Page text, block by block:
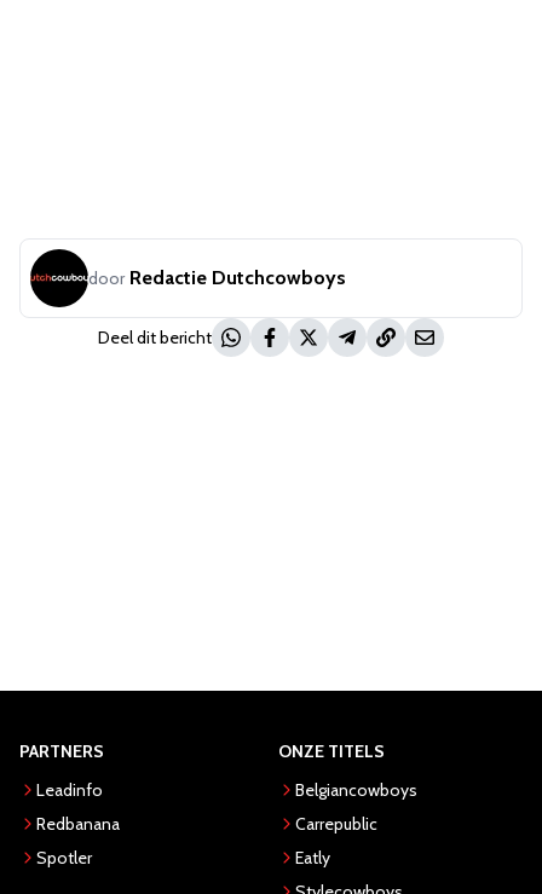
door Redactie Dutchcowboys
Deel dit bericht
PARTNERS
Leadinfo
Redbanana
Spotler
ONZE TITELS
Belgiancowboys
Carrepublic
Eatly